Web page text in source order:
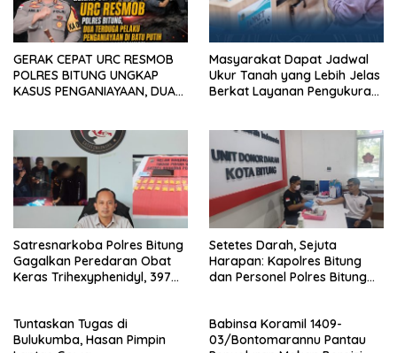
GERAK CEPAT URC RESMOB
POLRES BITUNG UNGKAP
KASUS PENGANIAYAAN, DUA
Jam, Polisi Amankan Dua
Terduga Pelaku
Penganiayaan di Batu Putih
Masyarakat Dapat Jadwal
Ukur Tanah yang Lebih Jelas
Berkat Layanan Pengukuran
Satresnarkoba Polres Bitung
Gagalkan Peredaran Obat
Keras Trihexyphenidyl, 397
Setetes Darah, Sejuta
Harapan: Kapolres Bitung
dan Personel Polres Bitung
Tuntaskan Tugas di
Bulukumba, Hasan Pimpin
Babinsa Koramil 1409-
03/Bontomarannu Pantau